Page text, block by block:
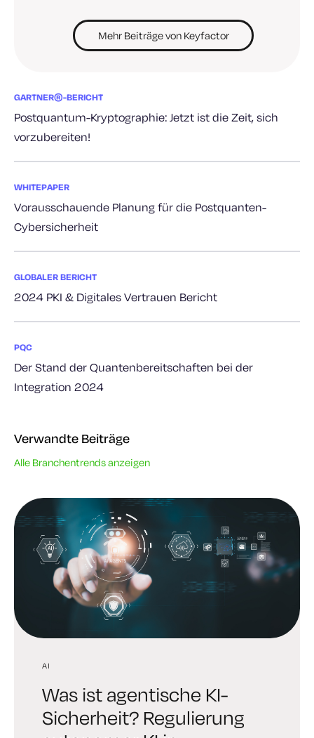
Mehr Beiträge von Keyfactor
GARTNER®-BERICHT
Postquantum-Kryptographie: Jetzt ist die Zeit, sich
vorzubereiten!
WHITEPAPER
Vorausschauende Planung für die Postquanten-
Cybersicherheit
GLOBALER BERICHT
2024 PKI & Digitales Vertrauen Bericht
PQC
Der Stand der Quantenbereitschaften bei der
Integration 2024
Verwandte Beiträge
Alle Branchentrends anzeigen
AI
Was ist agentische KI-
Sicherheit? Regulierung
AI
Digital Trust Digest:
Entdecken Sie die AI
TRENDS IN DER INDUSTRIE
6 brutale Wahrheiten,
denen sich jede